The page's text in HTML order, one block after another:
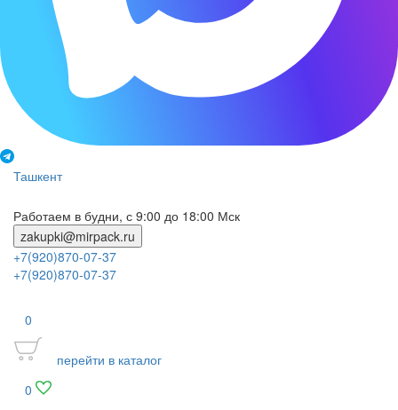
Ташкент
Работаем в будни, с 9:00 до 18:00 Мск
zakupki@mirpack.ru
+7(920)870-07-37
+7(920)870-07-37
0
перейти в каталог
0